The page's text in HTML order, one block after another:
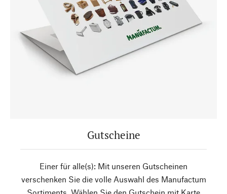
Gutscheine
Einer für alle(s): Mit unseren Gutscheinen
verschenken Sie die volle Auswahl des Manufactum